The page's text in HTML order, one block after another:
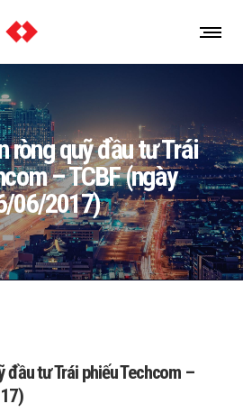
ròng quỹ đầu tư Trái
– TCBF (ngày
06/2017)
đầu tư Trái phiếu Techcom –